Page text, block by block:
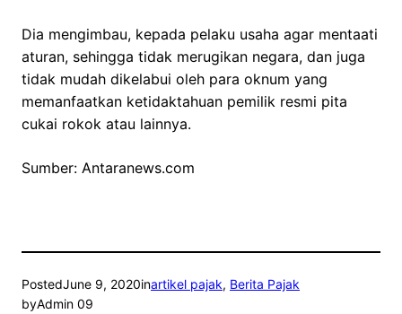
Dia mengimbau, kepada pelaku usaha agar mentaati
aturan, sehingga tidak merugikan negara, dan juga
tidak mudah dikelabui oleh para oknum yang
memanfaatkan ketidaktahuan pemilik resmi pita
cukai rokok atau lainnya.
Sumber: Antaranews.com
PostedJune 9, 2020inartikel pajak, Berita Pajak
byAdmin 09